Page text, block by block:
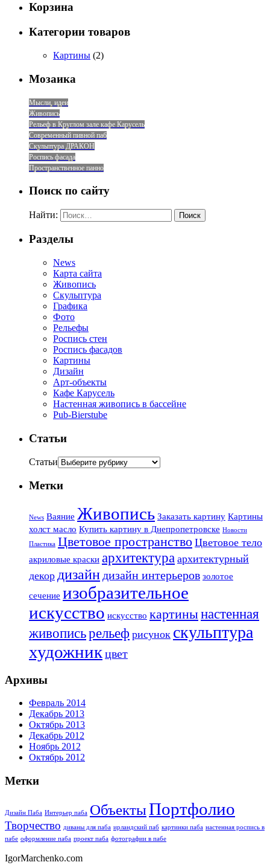
Корзина
Категории товаров
Картины (2)
Мозаика
Мысли, идеи
Живопись
Рельеф в Круглом зале кафе Карусель
Современный пивной паб
Скульптура ДРАКОН
Роспись фасада
Пространственное панно
Поиск по сайту
Найти:
Разделы
News
Карта сайта
Живопись
Скульптура
Графика
Фото
Рельефы
Роспись стен
Роспись фасадов
Картины
Дизайн
Арт-объекты
Кафе Карусель
Настенная живопись в бассейне
Pub-Bierstube
Статьи
Статьи
Метки
News Ваяние Живопись Заказать картину Картины
холст масло Купить картину в Днепропетровске Новости
Пластика Цветовое пространство Цветовое тело
акриловые краски архитектура архитектурный
декор дизайн дизайн интерьеров золотое
сечение изобразительное
искусство искусство картинынастенная
живописьрельеф рисунок скульптура
художникцвет
Архивы
Февраль 2014
Декабрь 2013
Октябрь 2013
Декабрь 2012
Ноябрь 2012
Октябрь 2012
Метки
Дизайн Паба Интерьер паба ОбъектыПортфолио
Творчество диваны для паба ирландский паб картинки паба настенная роспись в
пабе оформление паба проект паба фотографии в пабе
IgorMarchenko.com